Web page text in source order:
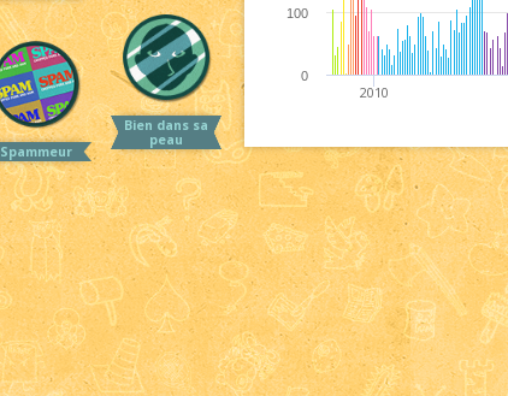
Bien dans sa
peau
Spammeur
2010
0
100